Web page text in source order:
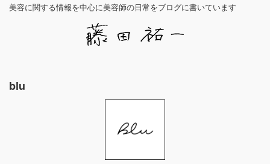
美容に関する情報を中心に美容師の日常をブログに書いています
blu